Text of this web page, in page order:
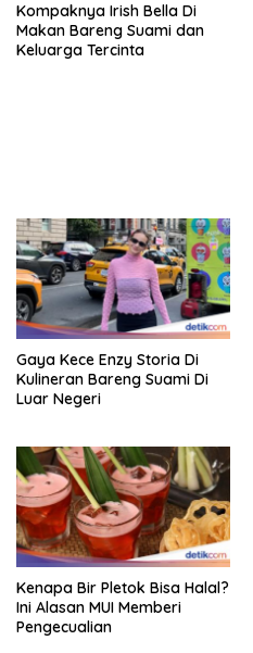
Kompaknya Irish Bella Di
Makan Bareng Suami dan
Keluarga Tercinta
Gaya Kece Enzy Storia Di
Kulineran Bareng Suami Di
Luar Negeri
Kenapa Bir Pletok Bisa Halal?
Ini Alasan MUI Memberi
Pengecualian